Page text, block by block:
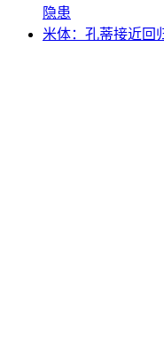
隐患
米体：孔蒂接近回